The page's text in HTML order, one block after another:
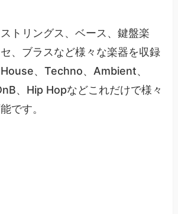
トリングス、ベース、鍵盤楽
、ブラスなど様々な楽器を収録
、Techno、Ambient、
、Hip Hopなどこれだけで様々
です。